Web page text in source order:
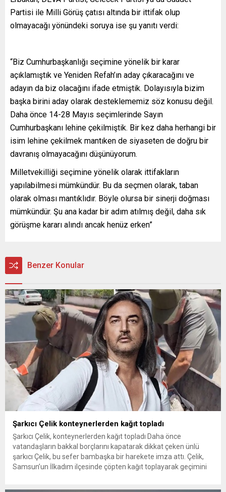
Partisi ile Milli Görüş çatısı altında bir ittifak olup
olmayacağı yönündeki soruya ise şu yanıtı verdi:
“Biz Cumhurbaşkanlığı seçimine yönelik bir karar
açıklamıştık ve Yeniden Refah’ın aday çıkaracağını ve
adayın da biz olacağını ifade etmiştik. Dolayısıyla bizim
başka birini aday olarak desteklememiz söz konusu değil.
Daha önce 14-28 Mayıs seçimlerinde Sayın
Cumhurbaşkanı lehine çekilmiştik. Bir kez daha herhangi bir
isim lehine çekilmek mantıken de siyaseten de doğru bir
davranış olmayacağını düşünüyorum.
Milletvekilliği seçimine yönelik olarak ittifakların
yapılabilmesi mümkündür. Bu da seçmen olarak, taban
olarak olması mantıklıdır. Böyle olursa bir sinerji doğması
mümkündür. Şu ana kadar bir adım atılmış değil, daha sık
görüşme kararı alındı ancak henüz erken”
Benzer Konular
Şarkıcı Çelik konteynerlerden kağıt topladı
Şarkıcı Çelik, konteynerlerden kağıt topladı Daha önce
vatandaşların bakkal borçlarını kapatarak dikkat çeken ünlü
şarkıcı Çelik, bu sefer bambaşka bir harekete imza attı. Çelik,
Samsun’un İlkadım ilçesinde çöpten kağıt toplayarak geçimini